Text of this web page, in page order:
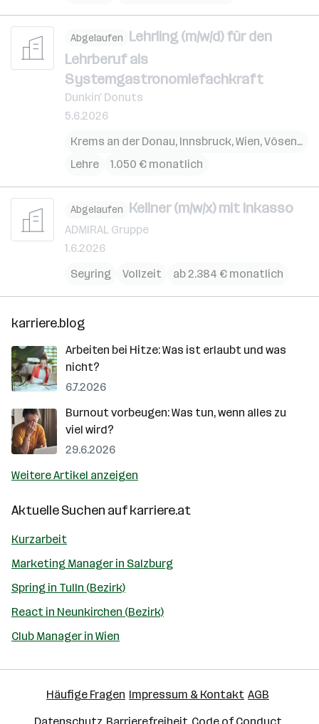
Abgelaufen Lehrling (m/w/d) für den
Lehrberuf als
Systemgastronomiefachkraft
Dunkin' Donuts
5.6.2026
Krems an der Donau, Innsbruck,Wien,Vösendorf
Lehre
1.050 € monatlich
Abgelaufen Kellner (m/w/x) mit Inkasso
ADMIRAL Gruppe
1.6.2026
Seyring
Vollzeit ab 2.384 € monatlich
karriere.blog
Arbeiten bei Hitze: Was ist erlaubt und was
nicht?
6.7.2026
Burnout vorbeugen: Was tun, wenn alles zu
viel wird?
29.6.2026
Weitere Artikel anzeigen
Aktuelle Suchen aufkarriere.at
Kurzarbeit
Marketing Manager in Salzburg
Spring in Tulln (Bezirk)
React in Neunkirchen (Bezirk)
Club Manager in Wien
Häufige Fragen Impressum & Kontakt AGB
Datenschutz Barrierefreiheit Code of Conduct